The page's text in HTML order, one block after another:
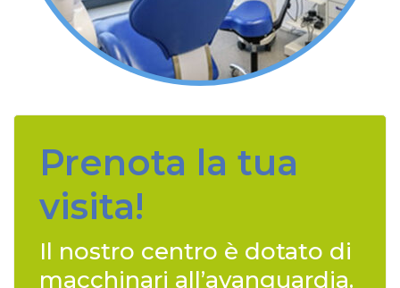
Prenota la tua
visita!
Il nostro centro è dotato di
macchinari all’avanguardia.